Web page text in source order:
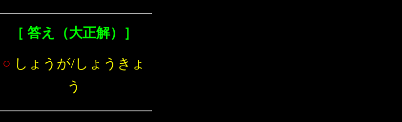
［ 答え（大正解）］
○ しょうが/しょうきょ
う